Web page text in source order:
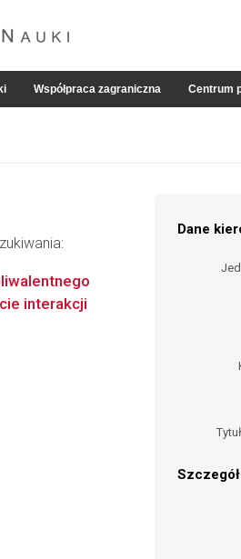
Współpraca zagraniczna Centrum
Dane
interakcji